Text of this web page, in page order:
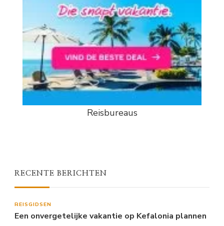
Reisbureaus
RECENTE BERICHTEN
REISGIDSEN
Een onvergetelijke vakantie op Kefalonia plannen